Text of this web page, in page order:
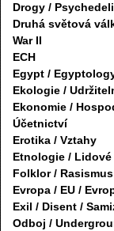
Drogy /
Druhá světová
War II
ECH
Egypt /
Ekologie /
Ekonomie /
Účetnictví
Erotika / Vztahy
Etnologie / Lidové
Folklor / Rasismus
Evropa / EU /
Exil / Disent /
Odboj /